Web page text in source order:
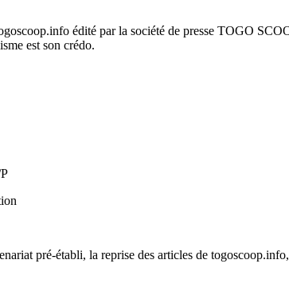
édité par la société de presse TOGO
est son crédo.
pré-établi, la reprise des articles de